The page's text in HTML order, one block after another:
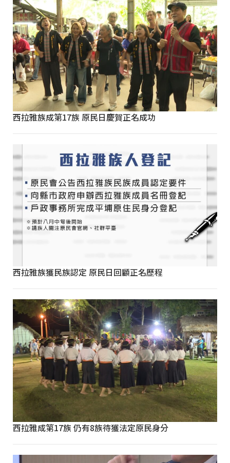
西拉雅族成第17族 原民日慶賀正名成功
西拉雅族獲民族認定 原民日回顧正名歷程
西拉雅成第17族 仍有8族待獲法定原民身分